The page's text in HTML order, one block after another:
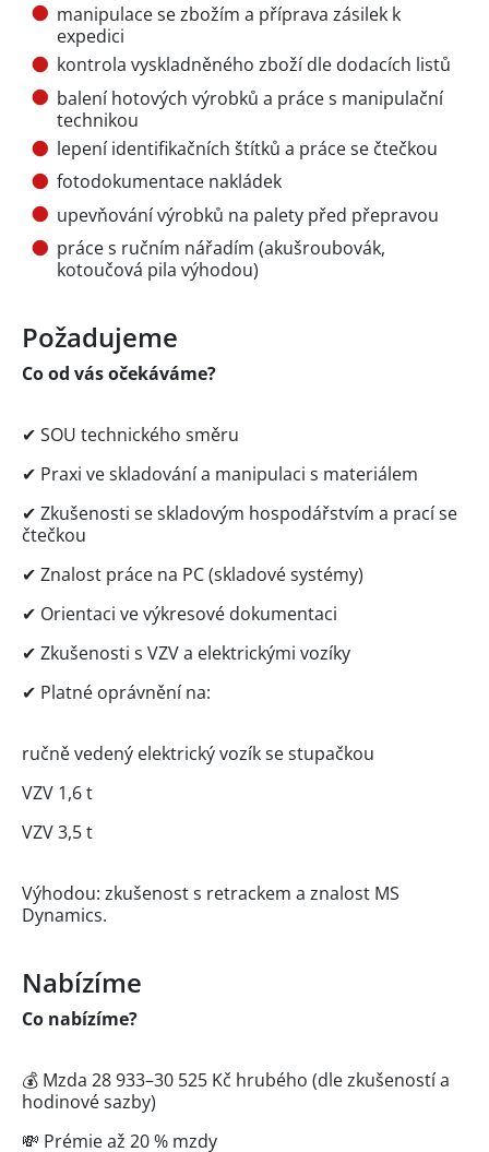
manipulace se zbožím a příprava zásilek k
expedici
kontrola vyskladněného zboží dle dodacích listů
balení hotových výrobků a práce s manipulační
technikou
lepení identifikačních štítků a práce se čtečkou
fotodokumentace nakládek
upevňování výrobků na palety před přepravou
práce s ručním nářadím (akušroubovák,
kotoučová pila výhodou)
Požadujeme
Co od vás očekáváme?
✔ SOU technického směru
✔ Praxi ve skladování a manipulaci s materiálem
✔ Zkušenosti se skladovým hospodářstvím a prací se
čtečkou
✔ Znalost práce na PC (skladové systémy)
✔ Orientaci ve výkresové dokumentaci
✔ Zkušenosti s VZV a elektrickými vozíky
✔ Platné oprávnění na:
ručně vedený elektrický vozík se stupačkou
VZV 1,6 t
VZV 3,5 t
Výhodou: zkušenost s retrackem a znalost MS
Dynamics.
Nabízíme
Co nabízíme?
💰 Mzda 28 933–30 525 Kč hrubého (dle zkušeností a
hodinové sazby)
💸 Prémie až 20 % mzdy